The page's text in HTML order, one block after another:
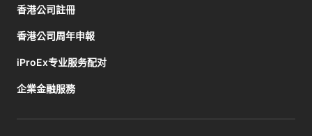
香港公司註冊
香港公司周年申報
iProEx专业服务配对
企業金融服務